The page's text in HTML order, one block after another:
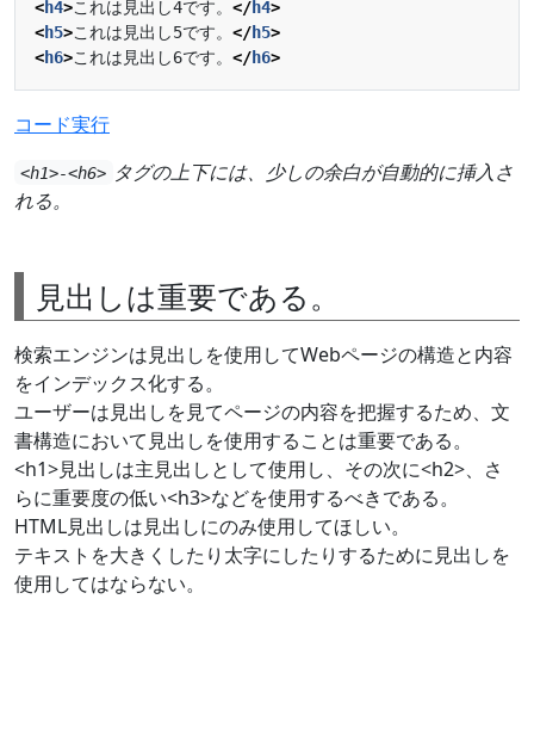
<h4>これは見出し4です。 </h4>
<h5>これは見出し5です。 </h5>
<h6>これは見出し6です。 </h6>
コード実行
<h1>-<h6> タグの上下には、少しの余白が自動的に挿入さ
れる。
見出しは重要である。
検索エンジンは見出しを使用してWebページの構造と内容
をインデックス化する。
ユーザーは見出しを見てページの内容を把握するため、文
書構造において見出しを使用することは重要である。
<h1>見出しは主見出しとして使用し、その次に<h2>、さ
らに重要度の低い<h3>などを使用するべきである。
HTML見出しは見出しにのみ使用してほしい。
テキストを大きくしたり太字にしたりするために見出しを
使用してはならない。